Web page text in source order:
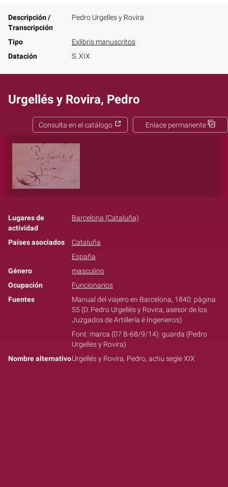
Descripción /
Transcripción
Pedro Urgelles y Rovira
Tipo
Exlibris manuscritos
Datación
S. XIX
Urgellés y Rovira, Pedro
Enlace permanente
Consulta en el catálogo
Lugares de
actividad
Barcelona (Cataluña)
Países asociados
Cataluña
España
Género
masculino
Ocupación
Funcionarios
Fuentes
Manual del viajero en Barcelona, 1840: pàgina
55 (D. Pedro Urgellés y Rovira, asesor de los
Juzgados de Artillería é Ingenieros)
Font: marca (07 B-68/9/14): guarda (Pedro
Urgelles y Rovira)
Nombre alternativoUrgellés y Rovira, Pedro, actiu segle XIX